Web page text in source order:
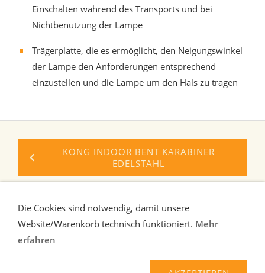
Einschalten während des Transports und bei
Nichtbenutzung der Lampe
Trägerplatte, die es ermöglicht, den Neigungswinkel
der Lampe den Anforderungen entsprechend
einzustellen und die Lampe um den Hals zu tragen
KONG INDOOR BENT KARABINER
EDELSTAHL
AGB
Widerrufsrecht
Die Cookies sind notwendig, damit unsere
Website/Warenkorb technisch funktioniert. Mehr
erfahren